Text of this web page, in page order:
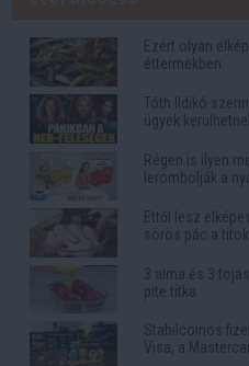
Ezért olyan
éttermekben
Tóth Ildikó
ügyek
Régen is ilyen
lerombolják a
Ettől lesz
sörös pác a titok
3 alma és 3
pite titka
Stabilcoinos
Visa, a